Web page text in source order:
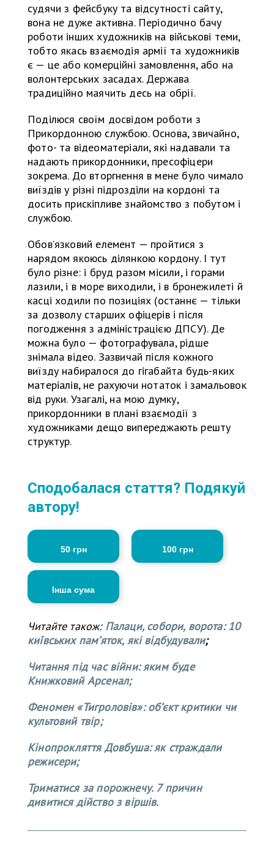
судячи з фейсбуку та відсутності сайту,
вона не дуже активна. Періодично бачу
роботи інших художників на військові теми,
тобто якась взаємодія армії та художників
є — це або комерційні замовлення, або на
волонтерських засадах. Держава
традиційно маячить десь на обрії.
Поділюся своїм досвідом роботи з
Прикордонною службою. Основа, звичайно,
фото- та відеоматеріали, які надавали та
надають прикордонники, пресофіцери
зокрема. До вторгнення в мене було чимало
виїздів у різні підрозділи на кордоні та
досить прискіпливе знайомство з побутом і
службою.
Обов’язковий елемент — пройтися з
нарядом якоюсь ділянкою кордону. І тут
було різне: і бруд разом місили, і горами
лазили, і в море виходили, і в бронежилеті й
касці ходили по позиціях (останнє — тільки
за дозволу старших офіцерів і після
погодження з адміністрацією ДПСУ). Де
можна було — фотографувала, рідше
знімала відео. Зазвичай після кожного
виїзду набиралося до гігабайта будь-яких
матеріалів, не рахуючи нотаток і замальовок
від руки. Узагалі, на мою думку,
прикордонники в плані взаємодії з
художниками дещо випереджають решту
структур.
Сподобалася стаття? Подякуй
автору!
50 грн 100 грн
Інша сума
Читайте також: Палаци, собори, ворота: 10
київських памʼяток, які відбудували;
Читання під час війни: яким буде
Книжковий Арсенал;
Феномен «Тигроловів»: об’єкт критики чи
культовий твір;
Кінопрокляття Довбуша: як страждали
режисери;
Триматися за порожнечу. 7 причин
дивитися дійство з віршів.